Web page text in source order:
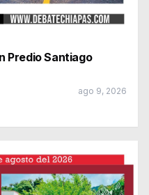
Predio Santiago
ago 9, 2026